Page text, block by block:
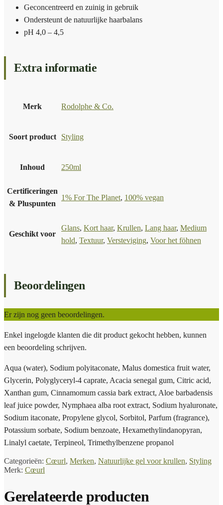
Geconcentreerd en zuinig in gebruik
Ondersteunt de natuurlijke haarbalans
pH 4,0 – 4,5
Extra informatie
Merk Rodolphe & Co.
Soort product Styling
Inhoud 250ml
Certificeringen
& Pluspunten
1% For The Planet, 100% vegan
Geschikt voor
Glans, Kort haar, Krullen, Lang haar, Medium
hold, Textuur, Versteviging, Voor het föhnen
Beoordelingen
Er zijn nog geen beoordelingen.
Enkel ingelogde klanten die dit product gekocht hebben, kunnen
een beoordeling schrijven.
Aqua (water), Sodium polyitaconate, Malus domestica fruit water,
Glycerin, Polyglyceryl-4 caprate, Acacia senegal gum, Citric acid,
Xanthan gum, Cinnamomum cassia bark extract, Aloe barbadensis
leaf juice powder, Nymphaea alba root extract, Sodium hyaluronate,
Sodium itaconate, Propylene glycol, Sorbitol, Parfum (fragrance),
Potassium sorbate, Sodium benzoate, Hexamethylindanopyran,
Linalyl caetate, Terpineol, Trimethylbenzene propanol
Categorieën: Cœurl, Merken, Natuurlijke gel voor krullen, Styling
Merk: Cœurl
Gerelateerde producten